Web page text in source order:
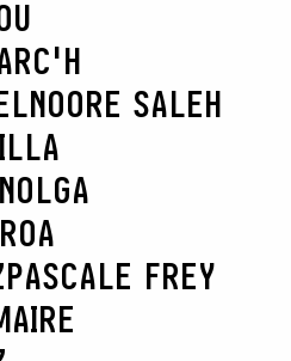
NOORE SALEH
OLGA
PASCALE FREY